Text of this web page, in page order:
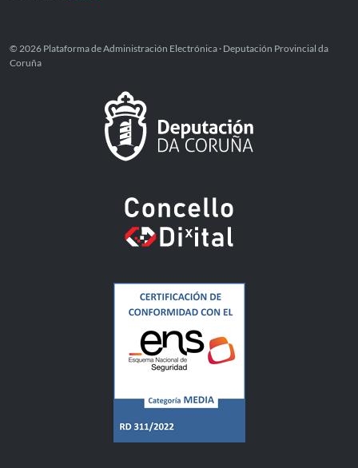
© 2026 Plataforma de Administración Electrónica · Deputación Provincial da
Coruña